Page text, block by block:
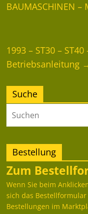
BAUMASCHINEN –
1993 – ST30 – ST40
Betriebsanleitung
Suche
Bestellung
Zum
Wenn Sie beim
sich das
Bestellungen im